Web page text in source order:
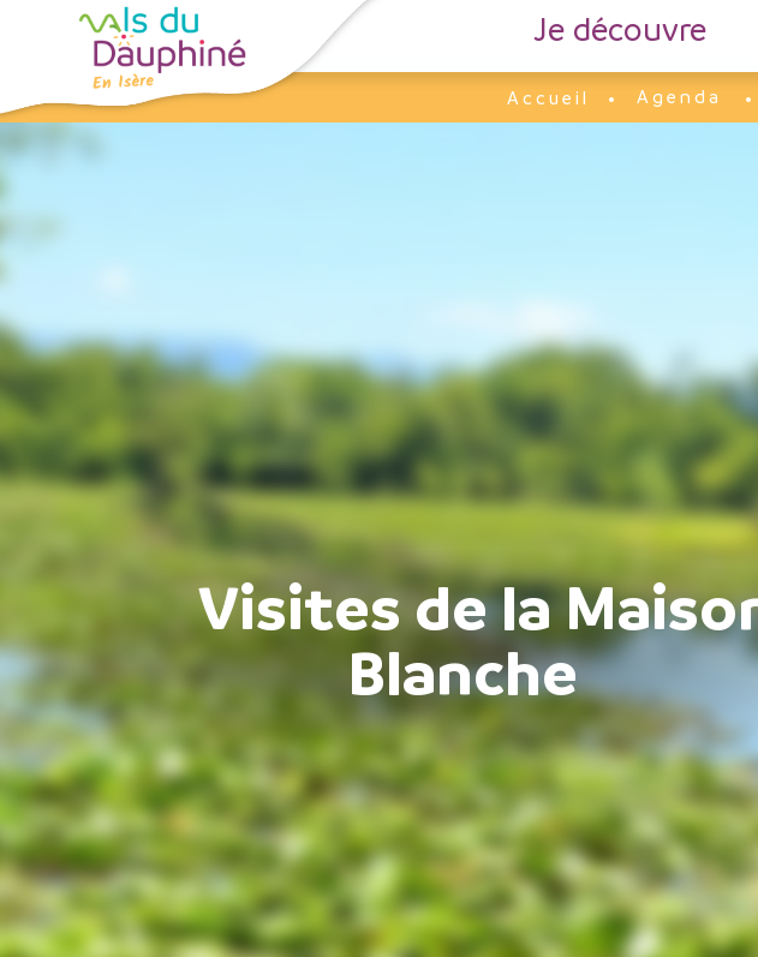
Je découvre
Accueil
Agenda
Visites de la
Blanche
Panneau de gestion des cookies